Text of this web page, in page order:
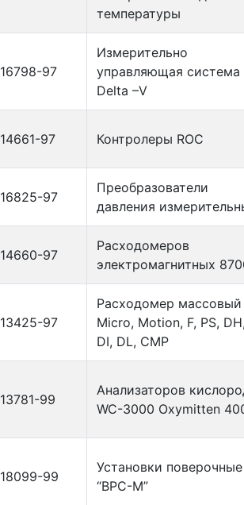
температуры
16798-97
Измерительно
управляющая система
Delta –V
14661-97 Контролеры ROC
16825-97
Преобразователи
давления
14660-97
Расходомеров
электромагнитных
13425-97
Расходомер массовый
Micro, Motion, F, PS,
DI, DL, CMP
13781-99
Анализаторов
WC-3000 Oxymitten
18099-99
Установки поверочные
“ВРС-М”